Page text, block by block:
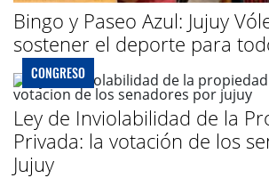
Bingo y Paseo Azul: Jujuy
sostener el deporte para
CONGRESO
Ley de Inviolabilidad de la
Privada: la votación de los
Jujuy